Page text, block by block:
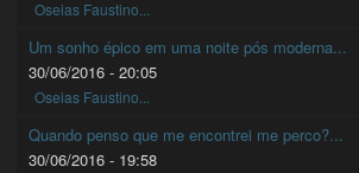
Oseias Faustino...
Um sonho épico em uma noite pós moderna...
30/06/2016 - 20:05
Oseias Faustino...
Quando penso que me encontrei me perco?...
30/06/2016 - 19:58